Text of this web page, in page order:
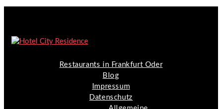
Restaurants in Frankfurt Oder
Blog
Impressum
Datenschutz